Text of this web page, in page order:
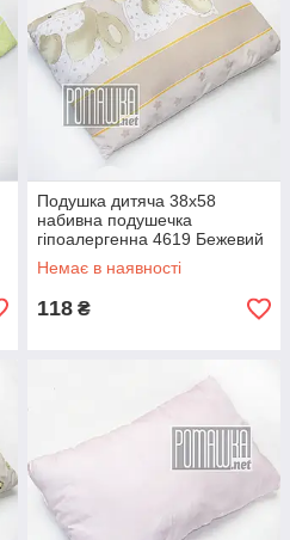
Подушка дитяча 38х58
набивна подушечка
гіпоалергенна 4619 Бежевий
Немає в наявності
118 ₴